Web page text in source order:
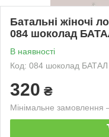
Батальні жіночі
084 шоколад
В наявності
Код: 084 шоколад БАТАЛ
320 ₴
Мінімальне замовлення